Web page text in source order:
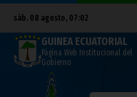
sáb. 08 agosto, 07:02
GUINEA ECUATORIAL
Página Web Institucional del
Gobierno